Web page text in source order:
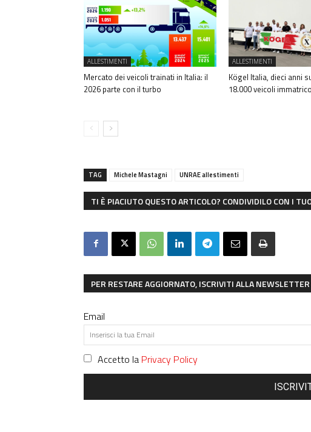
ALLESTIMENTI
Mercato dei veicoli trainati in Italia: il
2026 parte con il turbo
ALLESTIMENTI
Kögel Italia, dieci anni
18.000 veicoli
TAG Michele Mastagni UNRAE allestimenti
TI È PIACIUTO QUESTO ARTICOLO? CONDIVIDILO CON I
PER RESTARE AGGIORNATO, ISCRIVITI ALLA NEWSLETTER
Email
Accetto la Privacy Policy